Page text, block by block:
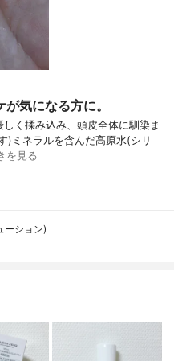
気になる方に。
く揉み込み、頭皮全体に馴染ま
)ミネラルを含んだ高原水(シリ
を見る
ーション)